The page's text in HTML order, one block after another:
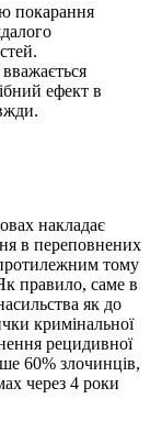
покарання
ефект в
накладає
в переповнених
тому
правило, саме в
як до
кримінальної
рецидивної
60% злочинців,
через 4 роки